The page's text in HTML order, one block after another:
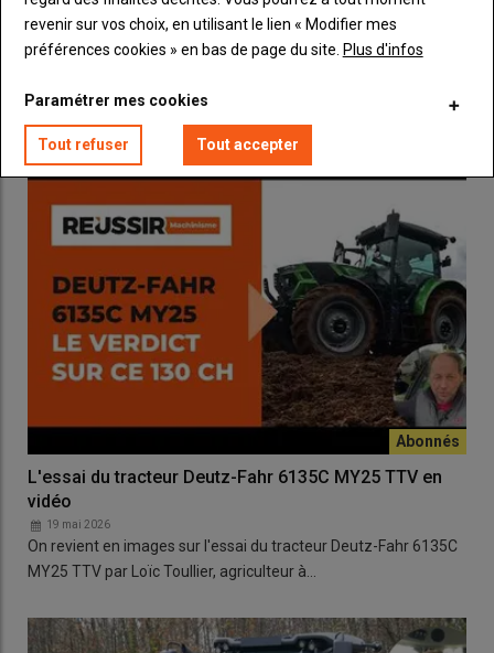
Mitas - Des performances maximales au champ avec
le pneu Grandterra
22 mai 2026
VF PFO.
L'essai du tracteur Deutz-Fahr 6135C MY25 TTV en
vidéo
19 mai 2026
On revient en images sur l'essai du tracteur Deutz-Fahr 6135C
MY25 TTV par Loïc Toullier, agriculteur à…
revenir sur vos choix, en utilisant le lien « Modifier mes
préférences cookies » en bas de page du site. Plus d'infos
Paramétrer mes cookies
Tout refuser Tout accepter